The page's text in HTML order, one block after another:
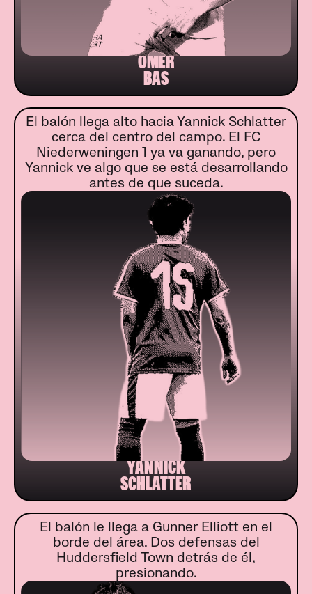
ÖMER
BAS
El balón llega alto hacia Yannick Schlatter
cerca del centro del campo. El FC
Niederweningen 1 ya va ganando, pero
Yannick ve algo que se está desarrollando
antes de que suceda.
YANNICK
SCHLATTER
El balón le llega a Gunner Elliott en el
borde del área. Dos defensas del
Huddersfield Town detrás de él,
presionando.